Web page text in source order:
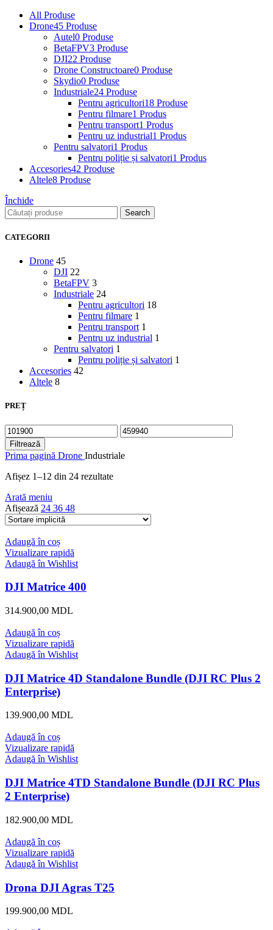
All Produse
Drone45 Produse
Autel0 Produse
BetaFPV3 Produse
DJI22 Produse
Drone Constructoare0 Produse
Skydio0 Produse
Industriale24 Produse
Pentru agricultori18 Produse
Pentru filmare1 Produs
Pentru transport1 Produs
Pentru uz industrial1 Produs
Pentru salvatori1 Produs
Pentru poliție și salvatori1 Produs
Accesories42 Produse
Altele8 Produse
Închide
Search
CATEGORII
Drone 45
DJI 22
BetaFPV 3
Industriale 24
Pentru agricultori 18
Pentru filmare 1
Pentru transport 1
Pentru uz industrial 1
Pentru salvatori 1
Pentru poliție și salvatori 1
Accesories 42
Altele 8
PREȚ
Preț
minim
Preț
maxim
Filtrează
Prima pagină Drone Industriale
Afișez 1–12 din 24 rezultate
Arată meniu
Afișează 24 36 48
Adaugă în coș
Vizualizare rapidă
Adaugă în Wishlist
DJI Matrice 400
314.900,00 MDL
Adaugă în coș
Vizualizare rapidă
Adaugă în Wishlist
DJI Matrice 4D Standalone Bundle (DJI RC Plus 2
Enterprise)
139.900,00 MDL
Adaugă în coș
Vizualizare rapidă
Adaugă în Wishlist
DJI Matrice 4TD Standalone Bundle (DJI RC Plus
2 Enterprise)
182.900,00 MDL
Adaugă în coș
Vizualizare rapidă
Adaugă în Wishlist
Drona DJI Agras T25
199.900,00 MDL